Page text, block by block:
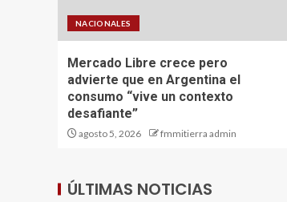
NACIONALES
Mercado Libre crece pero
advierte que en Argentina el
consumo “vive un contexto
desafiante”
agosto 5, 2026 fmmitierra admin
ÚLTIMAS NOTICIAS